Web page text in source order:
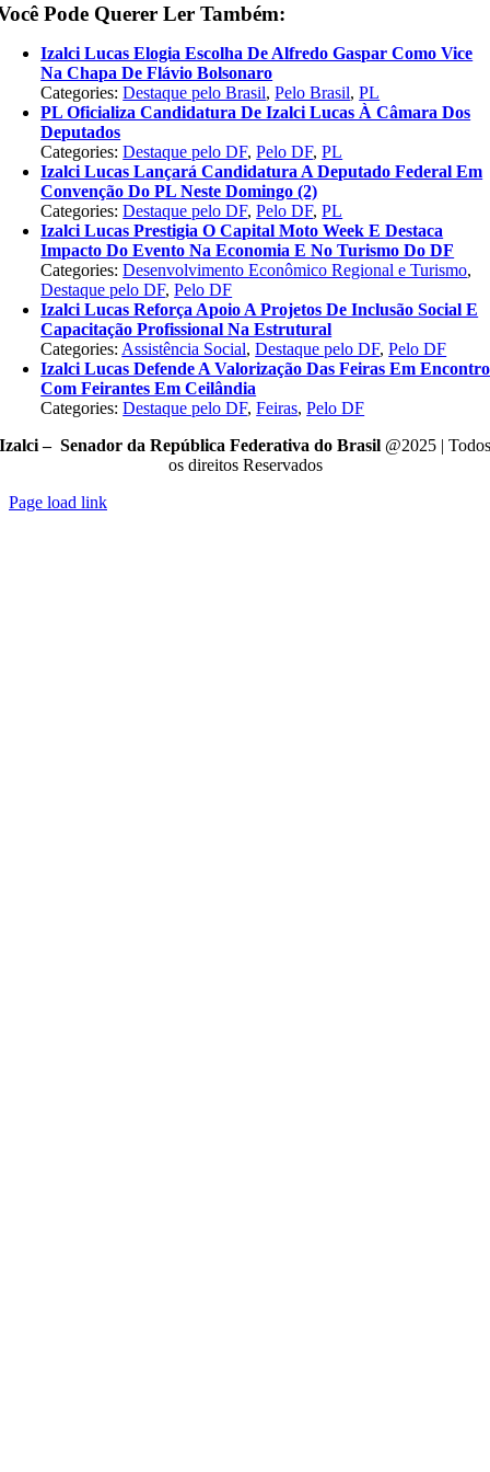
Pode Querer Ler Também:
Izalci Lucas Elogia Escolha De Alfredo Gaspar Como Vice
Na Chapa De Flávio Bolsonaro
Categories:Destaque pelo Brasil,Pelo Brasil,PL
PL Oficializa Candidatura De Izalci Lucas À Câmara Dos
Deputados
Categories:Destaque pelo DF,Pelo DF,PL
Izalci Lucas Lançará Candidatura A Deputado Federal Em
Convenção Do PL Neste Domingo (2)
Categories:Destaque pelo DF,Pelo DF,PL
Izalci Lucas Prestigia O Capital Moto Week E Destaca
Impacto Do Evento Na Economia E No Turismo Do DF
Categories:Desenvolvimento Econômico Regional e Turismo,
Destaque pelo DF,Pelo DF
Izalci Lucas Reforça Apoio A Projetos De Inclusão Social E
Capacitação Profissional Na Estrutural
Categories: Assistência Social,Destaque pelo DF,Pelo DF
Izalci Lucas Defende A Valorização Das Feiras Em Encontro
Com Feirantes Em Ceilândia
Categories:Destaque pelo DF,Feiras,Pelo DF
Izalci – Senador da República Federativa do Brasil @2025 | Todos
os direitos Reservados
Page load link